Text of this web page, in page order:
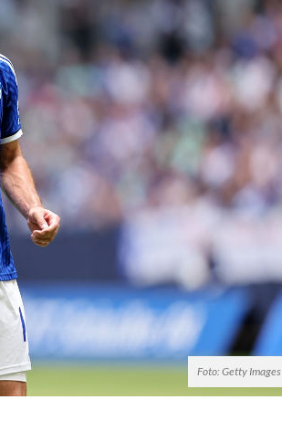
Foto: Getty Images